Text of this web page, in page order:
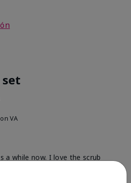
VA
a while now. I love the scrub
protection cream